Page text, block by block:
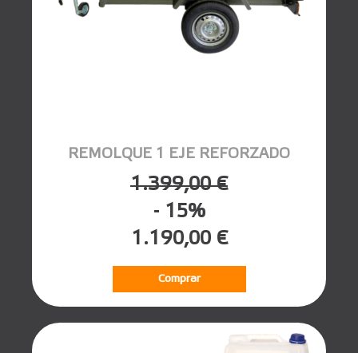
REMOLQUE 1 EJE REFORZADO
1.399,00 €
- 15%
1.190,00 €
Comprar